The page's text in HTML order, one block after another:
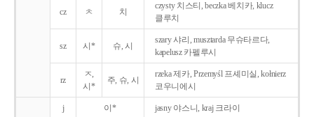
cz ㅊ 치
czysty 치스티, beczka 베치카, klucz
클루치
sz 시* 슈, 시
szary 샤리, musztarda 무슈타르다,
kapelusz 카펠루시
rz
ㅈ,
시*
주, 슈, 시
rzeka 제카, Przemyśl 프셰미실, kołnierz
코우니에시
j 이* jasny 야스니, kraj 크라이